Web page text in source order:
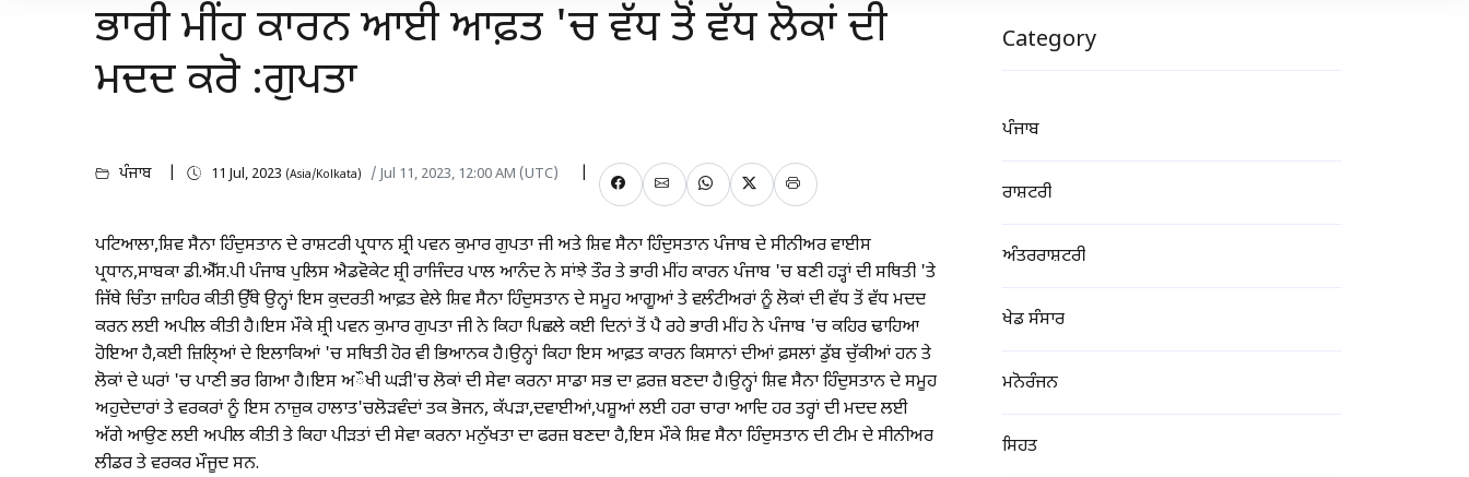
ਭਾਰੀ ਮੀਂਹ ਕਾਰਨ ਆਈ ਆਫ਼ਤ 'ਚ ਵੱਧ ਤੋਂ ਵੱਧ ਲੋਕਾਂ ਦੀ
ਮਦਦ ਕਰੋ :ਗੁਪਤਾ
ਪੰਜਾਬ 11 Jul, 2023 (Asia/Kolkata) / Jul 11, 2023, 12:00 AM (UTC)
ਪਟਿਆਲਾ,ਸ਼ਿਵ ਸੈਨਾ ਹਿੰਦੁਸਤਾਨ ਦੇ ਰਾਸ਼ਟਰੀ ਪ੍ਰਧਾਨ ਸ਼੍ਰੀ ਪਵਨ ਕੁਮਾਰ ਗੁਪਤਾ ਜੀ ਅਤੇ ਸ਼ਿਵ ਸੈਨਾ ਹਿੰਦੁਸਤਾਨ ਪੰਜਾਬ ਦੇ ਸੀਨੀਅਰ ਵਾਈਸ
ਪ੍ਰਧਾਨ,ਸਾਬਕਾ ਡੀ.ਐੱਸ.ਪੀ ਪੰਜਾਬ ਪੁਲਿਸ ਐਡਵੋਕੇਟ ਸ਼੍ਰੀ ਰਾਜਿੰਦਰ ਪਾਲ ਆਨੰਦ ਨੇ ਸਾਂਝੇ ਤੌਰ ਤੇ ਭਾਰੀ ਮੀਂਹ ਕਾਰਨ ਪੰਜਾਬ 'ਚ ਬਣੀ ਹੜ੍ਹਾਂ ਦੀ ਸਥਿਤੀ 'ਤੇ
ਜਿੱਥੇ ਚਿੰਤਾ ਜ਼ਾਹਿਰ ਕੀਤੀ ਉੱਥੇ ਉਨ੍ਹਾਂ ਇਸ ਕੁਦਰਤੀ ਆਫ਼ਤ ਵੇਲੇ ਸ਼ਿਵ ਸੈਨਾ ਹਿੰਦੁਸਤਾਨ ਦੇ ਸਮੂਹ ਆਗੂਆਂ ਤੇ ਵਲੰਟੀਅਰਾਂ ਨੂੰ ਲੋਕਾਂ ਦੀ ਵੱਧ ਤੋਂ ਵੱਧ ਮਦਦ
ਕਰਨ ਲਈ ਅਪੀਲ ਕੀਤੀ ਹੈ।ਇਸ ਮੌਕੇ ਸ਼੍ਰੀ ਪਵਨ ਕੁਮਾਰ ਗੁਪਤਾ ਜੀ ਨੇ ਕਿਹਾ ਪਿਛਲੇ ਕਈ ਦਿਨਾਂ ਤੋਂ ਪੈ ਰਹੇ ਭਾਰੀ ਮੀਂਹ ਨੇ ਪੰਜਾਬ 'ਚ ਕਹਿਰ ਢਾਹਿਆ
ਹੋਇਆ ਹੈ,ਕਈ ਜ਼ਿਲਿ੍ਆਂ ਦੇ ਇਲਾਕਿਆਂ 'ਚ ਸਥਿਤੀ ਹੋਰ ਵੀ ਭਿਆਨਕ ਹੈ।ਉਨ੍ਹਾਂ ਕਿਹਾ ਇਸ ਆਫ਼ਤ ਕਾਰਨ ਕਿਸਾਨਾਂ ਦੀਆਂ ਫ਼ਸਲਾਂ ਡੁੱਬ ਚੁੱਕੀਆਂ ਹਨ ਤੇ
ਲੋਕਾਂ ਦੇ ਘਰਾਂ 'ਚ ਪਾਣੀ ਭਰ ਗਿਆ ਹੈ।ਇਸ ਅੌਖੀ ਘੜੀ'ਚ ਲੋਕਾਂ ਦੀ ਸੇਵਾ ਕਰਨਾ ਸਾਡਾ ਸਭ ਦਾ ਫ਼ਰਜ਼ ਬਣਦਾ ਹੈ।ਉਨ੍ਹਾਂ ਸ਼ਿਵ ਸੈਨਾ ਹਿੰਦੁਸਤਾਨ ਦੇ ਸਮੂਹ
ਅਹੁਦੇਦਾਰਾਂ ਤੇ ਵਰਕਰਾਂ ਨੂੰ ਇਸ ਨਾਜ਼ੁਕ ਹਾਲਾਤ'ਚਲੋੜਵੰਦਾਂ ਤਕ ਭੋਜਨ, ਕੱਪੜਾ,ਦਵਾਈਆਂ,ਪਸ਼ੂਆਂ ਲਈ ਹਰਾ ਚਾਰਾ ਆਦਿ ਹਰ ਤਰ੍ਹਾਂ ਦੀ ਮਦਦ ਲਈ
ਅੱਗੇ ਆਉਣ ਲਈ ਅਪੀਲ ਕੀਤੀ ਤੇ ਕਿਹਾ ਪੀੜਤਾਂ ਦੀ ਸੇਵਾ ਕਰਨਾ ਮਨੁੱਖਤਾ ਦਾ ਫਰਜ਼ ਬਣਦਾ ਹੈ,ਇਸ ਮੌਕੇ ਸ਼ਿਵ ਸੈਨਾ ਹਿੰਦੁਸਤਾਨ ਦੀ ਟੀਮ ਦੇ ਸੀਨੀਅਰ
ਲੀਡਰ ਤੇ ਵਰਕਰ ਮੌਜੂਦ ਸਨ.
Category
ਪੰਜਾਬ
ਰਾਸ਼ਟਰੀ
ਅੰਤਰਰਾਸ਼ਟਰੀ
ਖੇਡ ਸੰਸਾਰ
ਮਨੋਰੰਜਨ
ਸਿਹਤ